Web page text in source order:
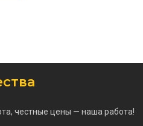
честные цены — наша работа!